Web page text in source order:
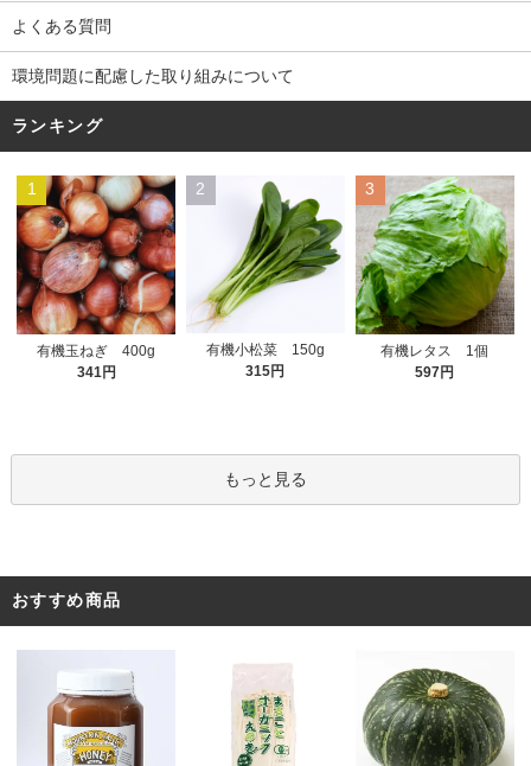
よくある質問
環境問題に配慮した取り組みについて
ランキング
1
有機玉ねぎ 400g
341円
2
有機小松菜 150g
315円
3
有機レタス 1個
597円
もっと見る
おすすめ商品